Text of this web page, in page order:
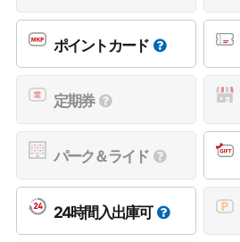
ポイントカード
定期券
パーク＆ライド
24時間入出庫可